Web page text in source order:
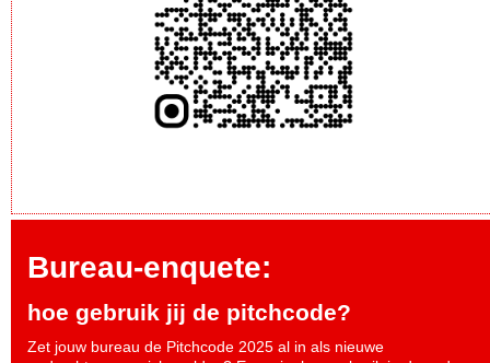
Bureau-enquete:
hoe gebruik jij de pitchcode?
Zet jouw bureau de Pitchcode 2025 al in als nieuwe